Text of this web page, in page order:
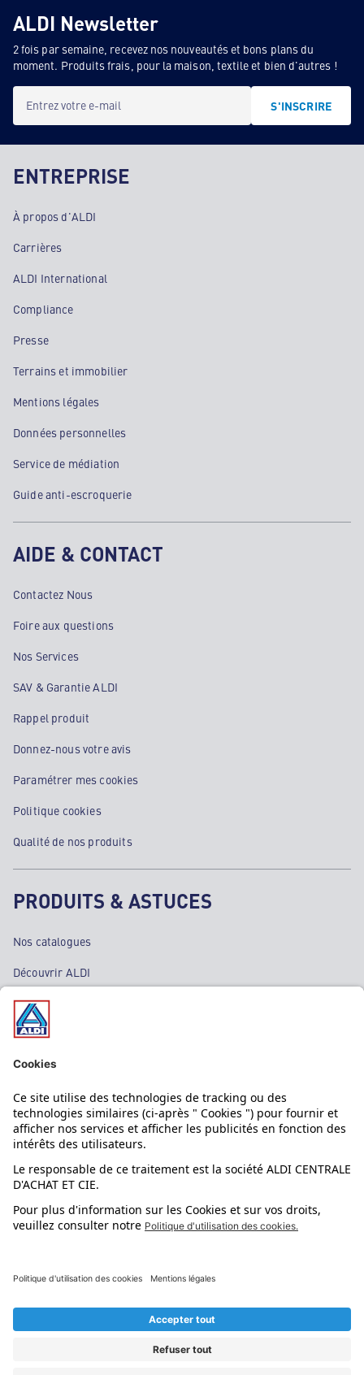
ALDI Newsletter
2 fois par semaine, recevez nos nouveautés et bons plans du
moment. Produits frais, pour la maison, textile et bien d'autres !
Entrez votre e-mail S'INSCRIRE
ENTREPRISE
À propos d'ALDI
Carrières
ALDI International
Compliance
Presse
Terrains et immobilier
Mentions légales
Données personnelles
Service de médiation
Guide anti-escroquerie
AIDE & CONTACT
Contactez Nous
Foire aux questions
Nos Services
SAV & Garantie ALDI
Rappel produit
Donnez-nous votre avis
Paramétrer mes cookies
Politique cookies
Qualité de nos produits
PRODUITS & ASTUCES
Nos catalogues
Découvrir ALDI
Nos bons plans
Nos rayons
Nos marques
Nos astuces
Évènements
L'application mobile